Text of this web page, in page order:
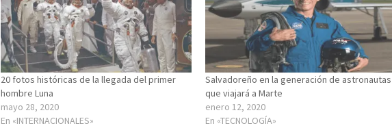
20 fotos históricas de la llegada del primer
hombre Luna
mayo 28, 2020
En «INTERNACIONALES»
Salvadoreño en la generación de astronautas
que viajará a Marte
enero 12, 2020
En «TECNOLOGÍA»